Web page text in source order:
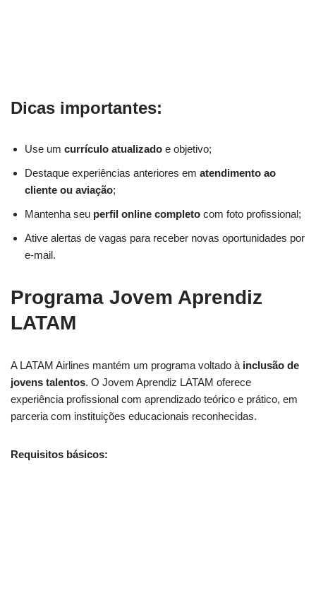
Dicas importantes:
Use um currículo atualizado e objetivo;
Destaque experiências anteriores em atendimento ao
cliente ou aviação;
Mantenha seu perfil online completo com foto profissional;
Ative alertas de vagas para receber novas oportunidades por
e-mail.
Programa Jovem Aprendiz
LATAM
A LATAM Airlines mantém um programa voltado à inclusão de
jovens talentos. O Jovem Aprendiz LATAM oferece
experiência profissional com aprendizado teórico e prático, em
parceria com instituições educacionais reconhecidas.
Requisitos básicos: